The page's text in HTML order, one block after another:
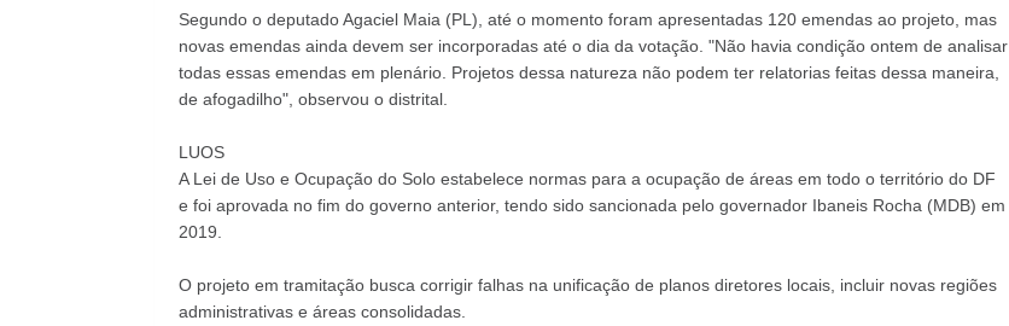
Segundo o deputado Agaciel Maia (PL), até o momento foram apresentadas 120 emendas ao projeto, mas
novas emendas ainda devem ser incorporadas até o dia da votação. "Não havia condição ontem de analisar
todas essas emendas em plenário. Projetos dessa natureza não podem ter relatorias feitas dessa maneira,
de afogadilho", observou o distrital.
LUOS
A Lei de Uso e Ocupação do Solo estabelece normas para a ocupação de áreas em todo o território do DF
e foi aprovada no fim do governo anterior, tendo sido sancionada pelo governador Ibaneis Rocha (MDB) em
2019.
O projeto em tramitação busca corrigir falhas na unificação de planos diretores locais, incluir novas regiões
administrativas e áreas consolidadas.